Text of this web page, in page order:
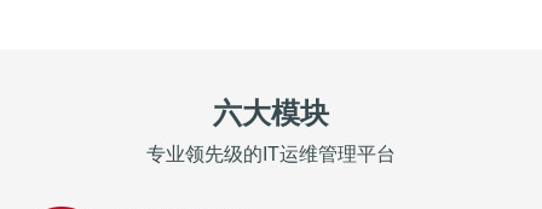
六大模块
专业领先级的IT运维管理平台